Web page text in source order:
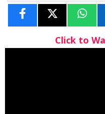
Click to